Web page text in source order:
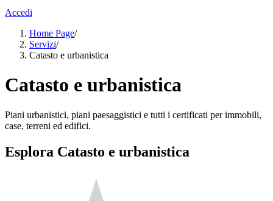
Accedi
Home Page/
Servizi/
Catasto e urbanistica
Catasto e urbanistica
Piani urbanistici, piani paesaggistici e tutti i certificati per immobili,
case, terreni ed edifici.
Esplora Catasto e urbanistica